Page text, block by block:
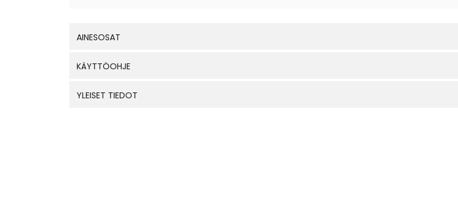
AINESOSAT
KÄYTTÖOHJE
YLEISET TIEDOT